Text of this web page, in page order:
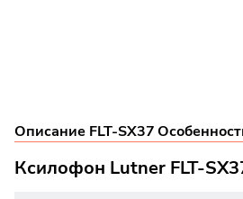
Описание FLT-SX37
Ксилофон Lutner FLT-